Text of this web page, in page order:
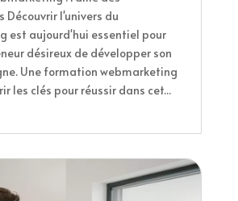
Découvrir l'univers du
est aujourd'hui essentiel pour
désireux de développer son
Une formation webmarketing
les clés pour réussir dans cet...